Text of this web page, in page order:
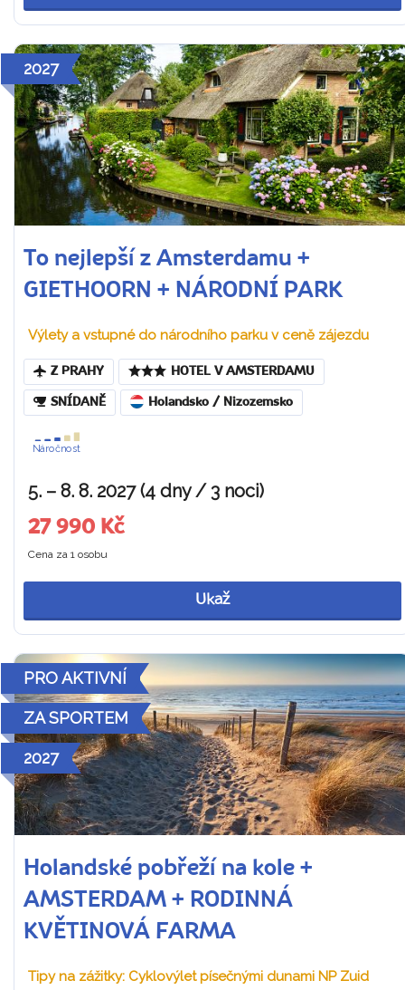
2027
To nejlepší z Amsterdamu +
GIETHOORN + NÁRODNÍ PARK
Výlety a vstupné do národního parku v ceně zájezdu
Z PRAHY HOTEL V AMSTERDAMU
SNÍDANĚ Holandsko / Nizozemsko
Náročnost
5. – 8. 8. 2027 (4 dny / 3 noci)
27 990 Kč
Cena za 1 osobu
Ukaž
PRO AKTIVNÍ
ZA SPORTEM
2027
Holandské pobřeží na kole +
AMSTERDAM + RODINNÁ
KVĚTINOVÁ FARMA
Tipy na zážitky: Cyklovýlet písečnými dunami NP Zuid